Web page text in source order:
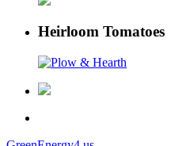
Heirloom Tomatoes